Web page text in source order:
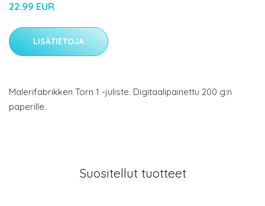
22.99 EUR
LISÄTIETOJA
Malerifabrikken Torn 1 -juliste. Digitaalipainettu 200 g:n
paperille.
Suositellut tuotteet